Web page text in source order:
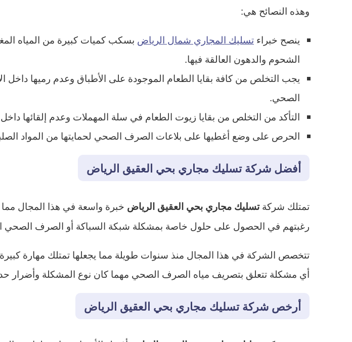
وهذه النصائح هي:
ينصح خبراء تسليك المجاري شمال الرياض بسكب كميات كبيرة من المياه
الشحوم والدهون العالقة فيها.
يجب التخلص من كافة بقايا الطعام الموجودة على الأطباق وعدم رميها
الصحي.
التأكد من التخلص من بقايا زيوت الطعام في سلة المهملات وعدم إلقائها
الحرص على وضع أغطيها على بلاعات الصرف الصحي لحمايتها من المواد
أفضل شركة تسليك مجاري بحي العقيق الرياض
تمتلك شركةتسليك مجاري بحي العقيق الرياض خبرة واسعة في هذا المجال مما
رغبتهم في الحصول على حلول خاصة بمشكلة شبكة السباكة أو الصرف الصحي
تتخصص الشركة في هذا المجال منذ سنوات طويلة مما يجعلها تمتلك مهارة كبيرة
أي مشكلة تتعلق بتصريف مياه الصرف الصحي مهما كان نوع المشكلة وأضرار
أرخص شركة تسليك مجاري بحي العقيق الرياض